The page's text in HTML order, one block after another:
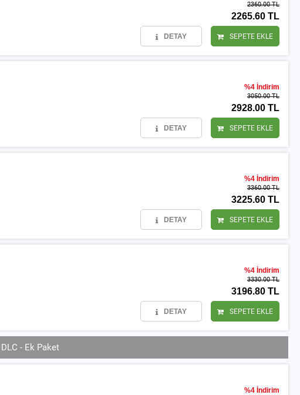
2360.00 TL
2265.60 TL
DETAY SEPETE EKLE
%4 İndirim
3050.00 TL
2928.00 TL
DETAY SEPETE EKLE
%4 İndirim
3360.00 TL
3225.60 TL
DETAY SEPETE EKLE
%4 İndirim
3330.00 TL
3196.80 TL
DETAY SEPETE EKLE
DLC - Ek Paket
%4 İndirim